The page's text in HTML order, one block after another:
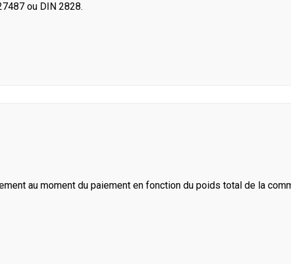
ou DIN 2828.
au moment du paiement en fonction du poids total de la